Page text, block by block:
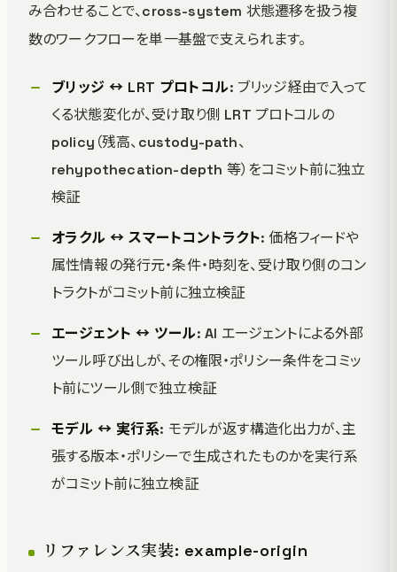
み合わせることで、cross-system 状態遷移を扱う複
数のワークフローを単一基盤で支えられます。
ブリッジ ↔ LRT プロトコル: ブリッジ経由で入って
くる状態変化が、受け取り側 LRT プロトコルの
policy（残高、custody-path、
rehypothecation-depth 等）をコミット前に独立
検証
オラクル ↔ スマートコントラクト: 価格フィードや
属性情報の発行元・条件・時刻を、受け取り側のコン
トラクトがコミット前に独立検証
エージェント ↔ ツール: AI エージェントによる外部
ツール呼び出しが、その権限・ポリシー条件をコミッ
ト前にツール側で独立検証
モデル ↔ 実行系: モデルが返す構造化出力が、主
張する版本・ポリシーで生成されたものかを実行系
がコミット前に独立検証
リファレンス実装: example-origin